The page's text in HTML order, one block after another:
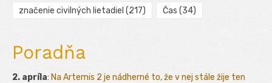
značenie civilných lietadiel (217) Čas (34)
Poradňa
2. apríla: Na Artemis 2 je nádherné to, že v nej stále žije ten